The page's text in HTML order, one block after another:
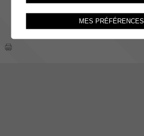
MES PRÉFÉRENCES